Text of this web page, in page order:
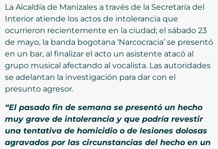
La Alcaldía de Manizales a través de la Secretaría del
Interior atiende los actos de intolerancia que
ocurrieron recientemente en la ciudad; el sábado 23
de mayo, la banda bogotana ‘Narcocracia’ se presentó
en un bar, al finalizar el acto un asistente atacó al
grupo musical afectando al vocalista. Las autoridades
se adelantan la investigación para dar con el
presunto agresor.
“El pasado fin de semana se presentó un hecho
muy grave de intolerancia y que podría revestir
una tentativa de homicidio o de lesiones dolosas
agravados por las circunstancias del hecho en un